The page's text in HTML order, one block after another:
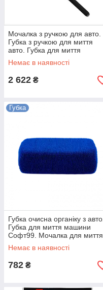
Мочалка з ручкою для авто.
Губка з ручкою для миття
авто. Губка для миття
вантажівок Max Wash Long
Sponge
Немає в наявності
2 622 ₴
Губка
Губка очисна органіку з авто.
Губка для миття машини
Софт99. Мочалка для миття
авто Remover Sponge
Немає в наявності
782 ₴